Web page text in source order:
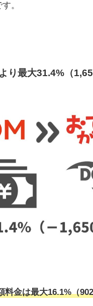
。
り最大31.4%（
料金は最大16.1%（